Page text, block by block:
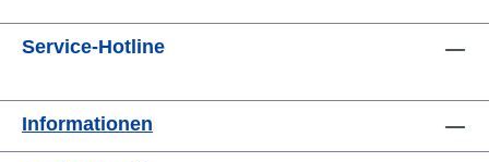
Service-Hotline
Informationen